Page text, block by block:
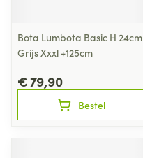
Bota Lumbota Basic H 24cm
Grijs Xxxl +125cm
€ 79,90
Bestel